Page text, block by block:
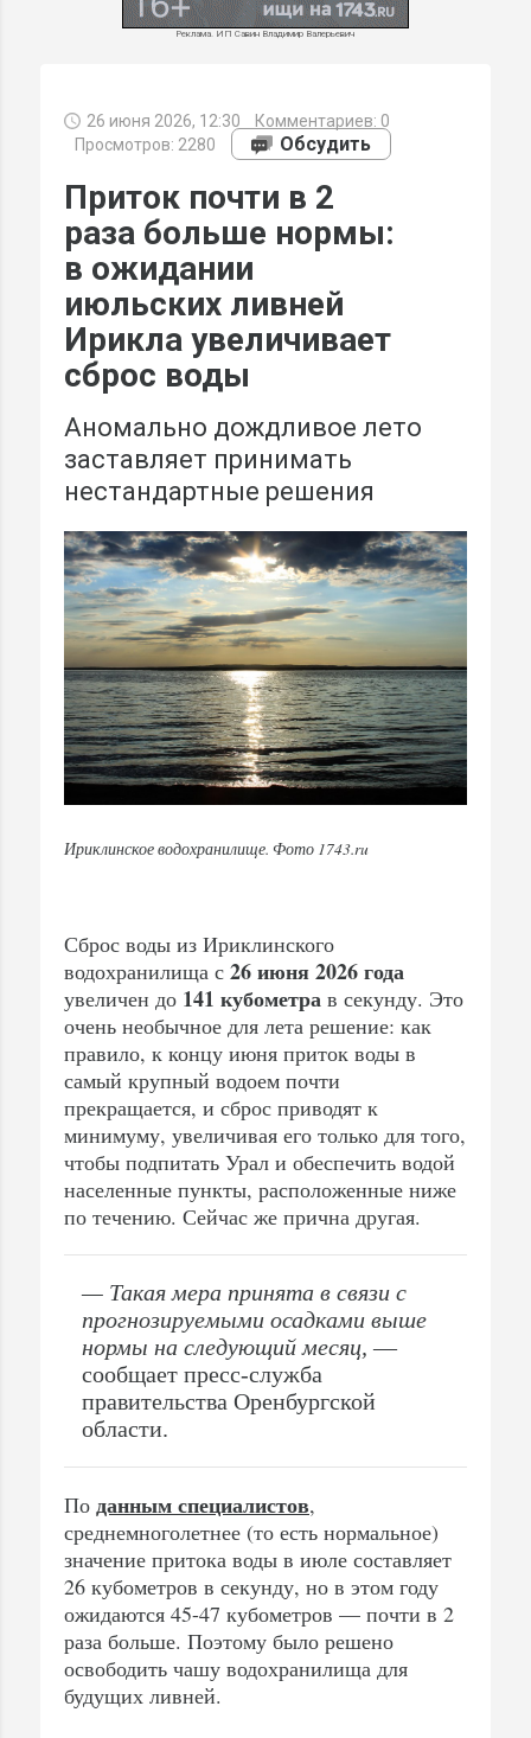
Реклама. ИП Савин Владимир Валерьевич
26 июня 2026, 12:30 Комментариев: 0
Просмотров: 2280
Обсудить
Приток почти в 2
раза больше нормы:
в ожидании
июльских ливней
Ирикла увеличивает
сброс воды
Аномально дождливое лето
заставляет принимать
нестандартные решения
Ириклинское водохранилище. Фото 1743.ru
Сброс воды из Ириклинского
водохранилища с 26 июня 2026 года
увеличен до 141 кубометра в секунду. Это
очень необычное для лета решение: как
правило, к концу июня приток воды в
самый крупный водоем почти
прекращается, и сброс приводят к
минимуму, увеличивая его только для того,
чтобы подпитать Урал и обеспечить водой
населенные пункты, расположенные ниже
по течению. Сейчас же прична другая.
— Такая мера принята в связи с
прогнозируемыми осадками выше
нормы на следующий месяц,—
сообщает пресс-служба
правительства Оренбургской
области.
По данным специалистов,
среднемноголетнее (то есть нормальное)
значение притока воды в июле составляет
26 кубометров в секунду, но в этом году
ожидаются 45-47 кубометров — почти в 2
раза больше. Поэтому было решено
освободить чашу водохранилища для
будущих ливней.